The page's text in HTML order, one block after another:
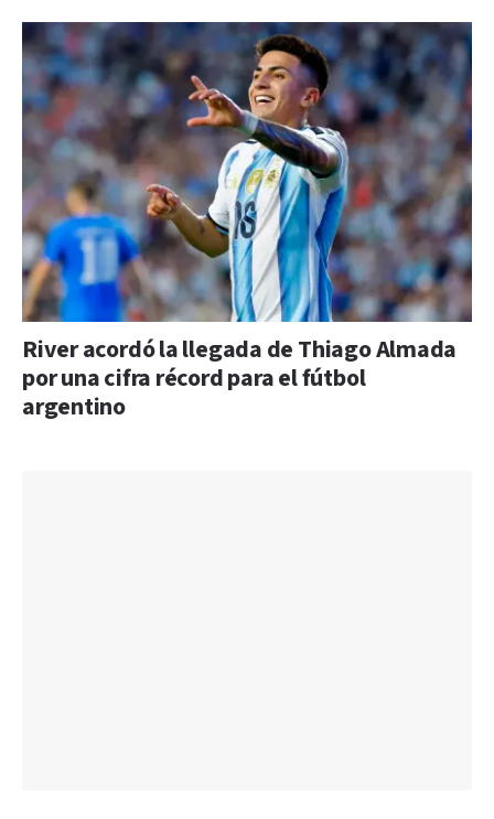
River acordó la llegada de Thiago Almada
por una cifra récord para el fútbol
argentino